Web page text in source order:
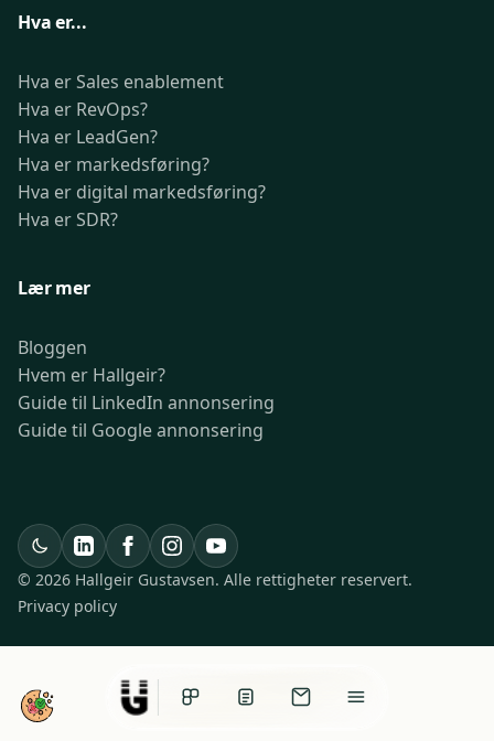
Hva er...
Hva er Sales enablement
Hva er RevOps?
Hva er LeadGen?
Hva er markedsføring?
Hva er digital markedsføring?
Hva er SDR?
Lær mer
Bloggen
Hvem er Hallgeir?
Guide til LinkedIn annonsering
Guide til Google annonsering
© 2026 Hallgeir Gustavsen. Alle rettigheter reservert.
Privacy policy